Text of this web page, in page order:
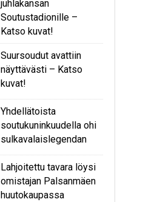
juhlakansan
Soutustadionille –
Katso kuvat!
Suursoudut avattiin
näyttävästi – Katso
kuvat!
Yhdellätoista
soutukuninkuudella ohi
sulkavalaislegendan
Lahjoitettu tavara löysi
omistajan Palsanmäen
huutokaupassa